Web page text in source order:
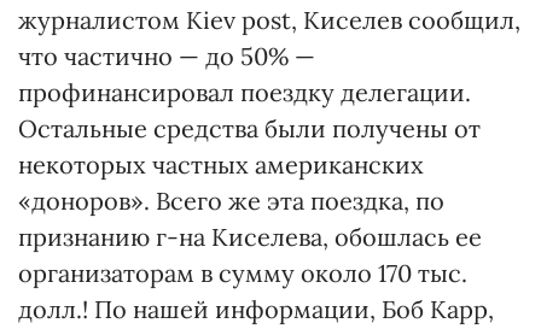
журналистом Kiev post, Киселев сообщил,
что частично — до 50% —
профинансировал поездку делегации.
Остальные средства были получены от
некоторых частных американских
«доноров». Всего же эта поездка, по
признанию г-на Киселева, обошлась ее
организаторам в сумму около 170 тыс.
долл.! По нашей информации, Боб Карр,